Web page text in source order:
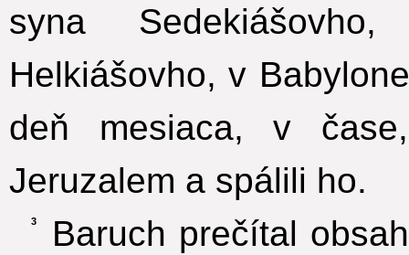
syna
Helkiášovho, v
deň mesiaca, v
Jeruzalem a spálili ho.
3
Baruch prečítal